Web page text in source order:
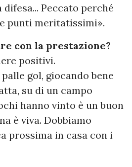
Peccato perché
punti meritatissimi».
con la prestazione?
positivi.
gol, giocando bene
su di un campo
hanno vinto è un buon
è viva. Dobbiamo
prossima in casa con i